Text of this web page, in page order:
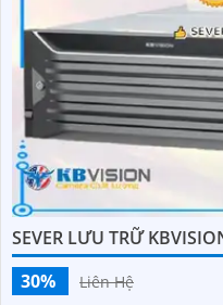
SEVER LƯU TRỮ
30%
Liên Hệ